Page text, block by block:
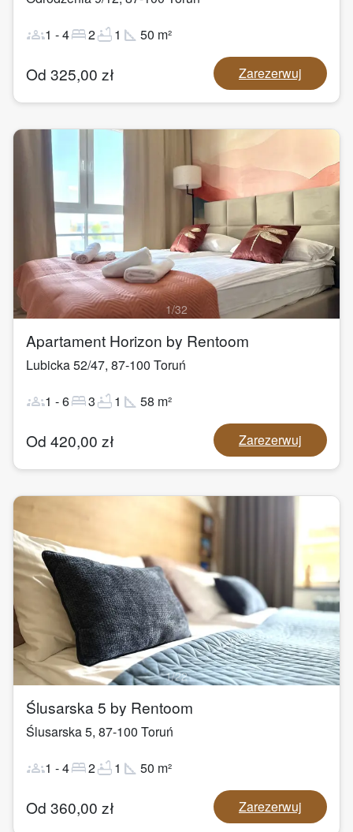
groups1 -4bed2bathtub1 square_foot 50 m²
Od 325,00 zł Zarezerwuj
1/32
Apartament Horizon by Rentoom
Lubicka 52/47, 87-100 Toruń
groups1 -6bed3bathtub1 square_foot 58 m²
Od 420,00 zł Zarezerwuj
1/22
Ślusarska 5 by Rentoom
Ślusarska 5, 87-100 Toruń
groups1 -4bed2bathtub1 square_foot 50 m²
Od 360,00 zł Zarezerwuj